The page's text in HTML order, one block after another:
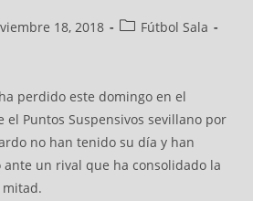
18, 2018
Fútbol Sala
perdido este domingo en el
el Puntos Suspensivos sevillano por
no han tenido su día y han
un rival que ha consolidado la